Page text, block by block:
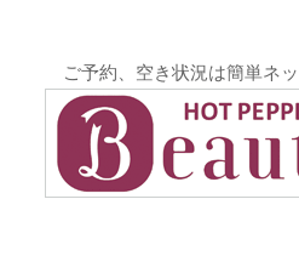
ご予約、空き状況は簡単ネ